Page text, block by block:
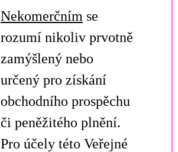
Nekomerčním se
rozumí nikoliv prvotně
zamýšlený nebo
určený pro získání
obchodního prospěchu
či peněžitého plnění.
Pro účely této Veřejné